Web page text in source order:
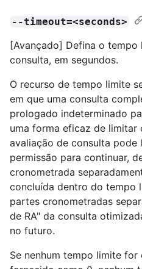
--timeout=<seconds>
[Avançado] Defina o tempo
consulta, em segundos.
O recurso de tempo limite
em que uma consulta
prologado indeterminado
uma forma eficaz de limitar
avaliação de consulta pode
permissão para continuar,
cronometrada
concluída dentro do tempo
partes cronometradas
de RA" da consulta
no futuro.
Se nenhum tempo limite